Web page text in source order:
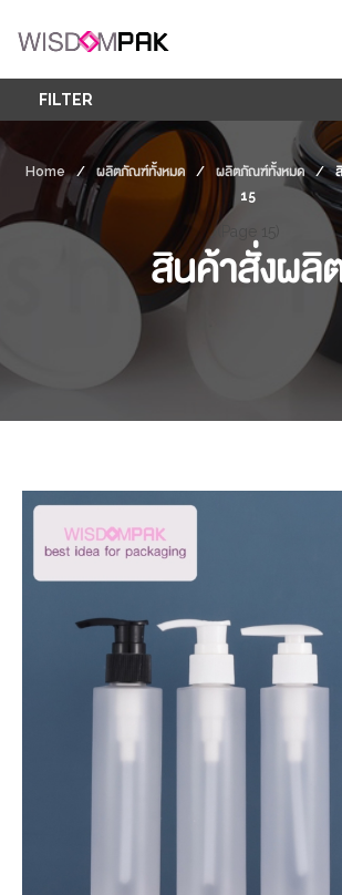
Home / ผลิตภัณฑ์ทั้งหมด / ผลิตภัณฑ์ทั้งหมด /
15
(Page 15)
สินค้าสั่งผลิ
FILTER